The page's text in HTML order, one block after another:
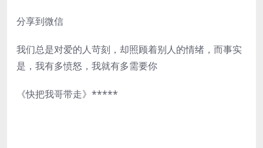
分享到微信
我们总是对爱的人苛刻，却照顾着别人的情绪，而事实
是，我有多愤怒，我就有多需要你
《快把我哥带走》*****